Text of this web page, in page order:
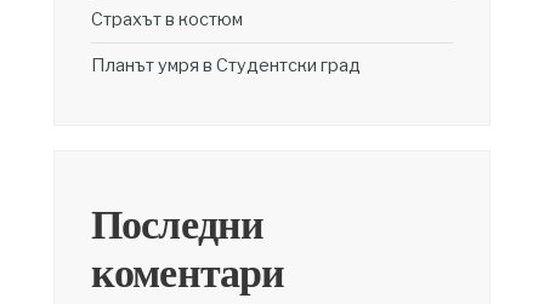
Страхът в костюм
Планът умря в Студентски град
Последни
коментари